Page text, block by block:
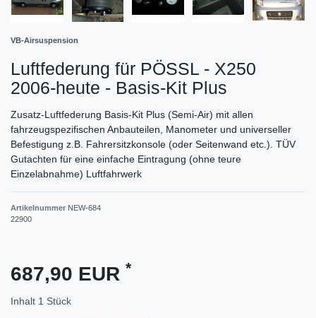
VB-Airsuspension
Luftfederung für PÖSSL - X250
2006-heute - Basis-Kit Plus
Zusatz-Luftfederung Basis-Kit Plus (Semi-Air) mit allen
fahrzeugspezifischen Anbauteilen, Manometer und universeller
Befestigung z.B. Fahrersitzkonsole (oder Seitenwand etc.). TÜV
Gutachten für eine einfache Eintragung (ohne teure
Einzelabnahme) Luftfahrwerk
Artikelnummer NEW-684
22900
687,90 EUR *
Inhalt 1 Stück